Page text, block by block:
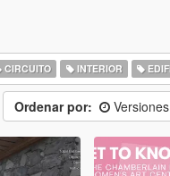
CIRCUITO INTERIOR
Ordenar por: